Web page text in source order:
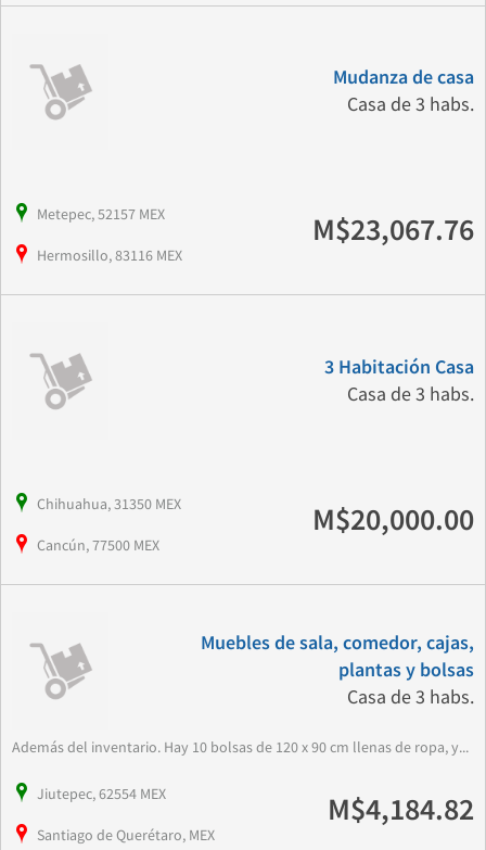
Mudanza de casa
Casa de 3 habs.
Metepec, 52157 MEX
Hermosillo, 83116 MEX
M$23,067.76
3 Habitación Casa
Casa de 3 habs.
Chihuahua, 31350 MEX
Cancún, 77500 MEX
M$20,000.00
Muebles de sala, comedor, cajas,
plantas y bolsas
Casa de 3 habs.
Además del inventario. Hay 10 bolsas de 120 x 90 cm llenas de ropa, y...
Jiutepec, 62554 MEX
Santiago de Querétaro, MEX
M$4,184.82